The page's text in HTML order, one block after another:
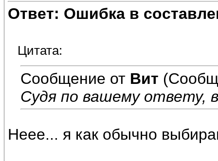
Ответ: Ошибка в
Цитата:
Сообщение от Вит
Судя по вашему ответу,
Неее... я как обычно